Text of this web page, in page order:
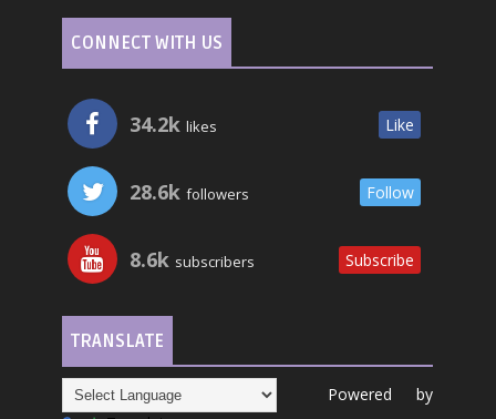
CONNECT WITH US
34.2k likes Like
28.6k followers Follow
8.6k subscribers Subscribe
TRANSLATE
Powered by